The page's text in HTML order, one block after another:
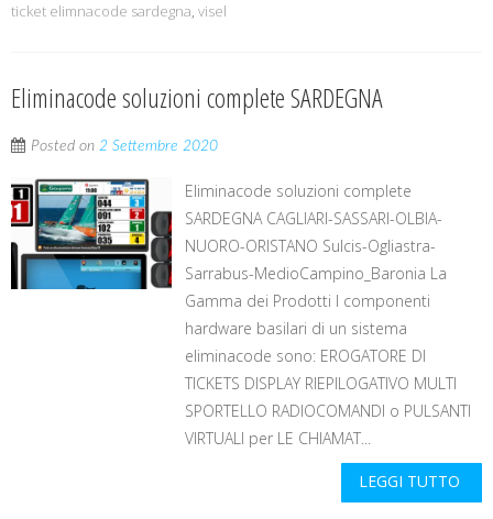
ticket elimnacode sardegna, visel
Eliminacode soluzioni complete SARDEGNA
Posted on 2 Settembre 2020
Eliminacode soluzioni complete
SARDEGNA CAGLIARI-SASSARI-OLBIA-
NUORO-ORISTANO Sulcis-Ogliastra-
Sarrabus-MedioCampino_Baronia La
Gamma dei Prodotti I componenti
hardware basilari di un sistema
eliminacode sono: EROGATORE DI
TICKETS DISPLAY RIEPILOGATIVO MULTI
SPORTELLO RADIOCOMANDI o PULSANTI
VIRTUALI per LE CHIAMAT...
LEGGI TUTTO